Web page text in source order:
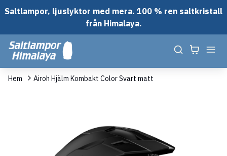
Saltlampor, ljuslyktor med mera. 100 % ren saltkristall
från Himalaya.
Hem Airoh Hjälm Kombakt Color Svart matt